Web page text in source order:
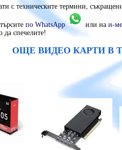
с техническите термини,
по WhatsApp или на и-
да спечелите!
ОЩЕ ВИДЕО КАРТИ В